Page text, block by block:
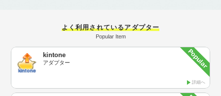
よく利用されているアダプター
Popular Item
kintone
アダプター
詳細へ